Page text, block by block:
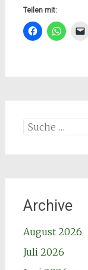
Teilen mit:
Suche
Archive
August 2026
Juli 2026